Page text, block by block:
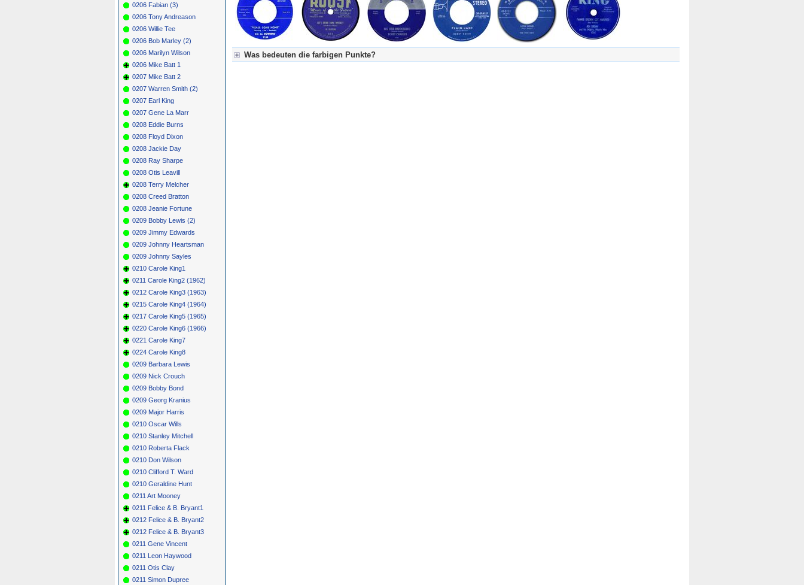
Was bedeuten die farbigen Punkte?
0206 Fabian (3)
0206 Tony Andreason
0206 Willie Tee
0206 Bob Marley (2)
0206 Marilyn Wilson
0206 Mike Batt 1
0207 Mike Batt 2
0207 Warren Smith (2)
0207 Earl King
0207 Gene La Marr
0208 Eddie Burns
0208 Floyd Dixon
0208 Jackie Day
0208 Ray Sharpe
0208 Otis Leavill
0208 Terry Melcher
0208 Creed Bratton
0208 Jeanie Fortune
0209 Bobby Lewis (2)
0209 Jimmy Edwards
0209 Johnny Heartsman
0209 Johnny Sayles
0210 Carole King1
0211 Carole King2 (1962)
0212 Carole King3 (1963)
0215 Carole King4 (1964)
0217 Carole King5 (1965)
0220 Carole King6 (1966)
0221 Carole King7
0224 Carole King8
0209 Barbara Lewis
0209 Nick Crouch
0209 Bobby Bond
0209 Georg Kranius
0209 Major Harris
0210 Oscar Wills
0210 Stanley Mitchell
0210 Roberta Flack
0210 Don Wilson
0210 Clifford T. Ward
0210 Geraldine Hunt
0211 Art Mooney
0211 Felice & B. Bryant1
0212 Felice & B. Bryant2
0212 Felice & B. Bryant3
0211 Gene Vincent
0211 Leon Haywood
0211 Otis Clay
0211 Simon Dupree